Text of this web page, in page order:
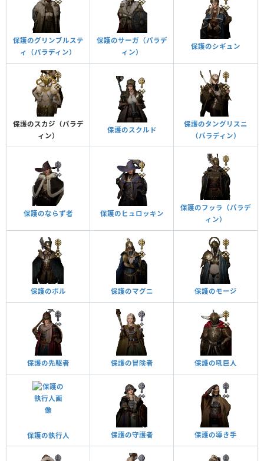
保護のグリンブルステ
ィ（パラディン）
保護のサーガ（パラデ
ィン）
保護のシギュン
保護のスカジ（パラデ
ィン）
保護のスクルド
保護のタングリスニ
（パラディン）
保護のならず者 保護のヒュロッキン
保護のフッラ（パラデ
ィン）
保護のボル 保護のマグニ 保護のモージ
保護の先駆者 保護の冒険者 保護の吼巨人
保護の執行人 保護の守護者 保護の導き手